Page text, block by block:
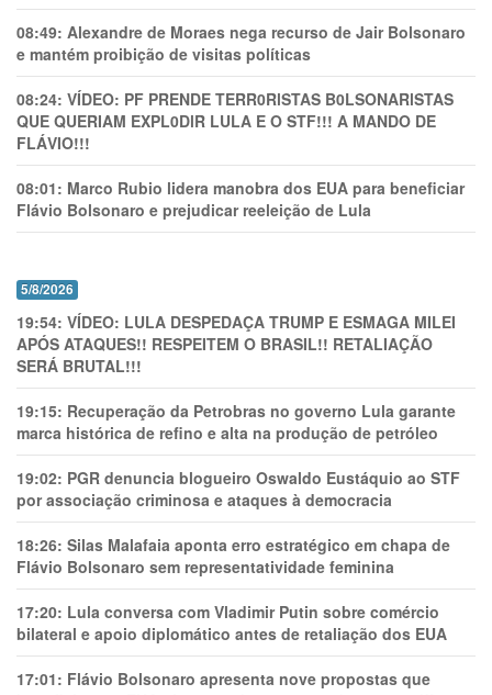
08:49: Alexandre de Moraes nega recurso de Jair Bolsonaro
e mantém proibição de visitas políticas
08:24: VÍDEO: PF PRENDE TERR0RlSTAS B0LSONARlSTAS
QUE QUERIAM EXPL0DlR LULA E O STF!!! A MANDO DE
FLÁVIO!!!
08:01: Marco Rubio lidera manobra dos EUA para beneficiar
Flávio Bolsonaro e prejudicar reeleição de Lula
5/8/2026
19:54: VÍDEO: LULA DESPEDAÇA TRUMP E ESMAGA MILEI
APÓS ATAQUES!! RESPEITEM O BRASIL!! RETALIAÇÃO
SERÁ BRUTAL!!!
19:15: Recuperação da Petrobras no governo Lula garante
marca histórica de refino e alta na produção de petróleo
19:02: PGR denuncia blogueiro Oswaldo Eustáquio ao STF
por associação criminosa e ataques à democracia
18:26: Silas Malafaia aponta erro estratégico em chapa de
Flávio Bolsonaro sem representatividade feminina
17:20: Lula conversa com Vladimir Putin sobre comércio
bilateral e apoio diplomático antes de retaliação dos EUA
17:01: Flávio Bolsonaro apresenta nove propostas que